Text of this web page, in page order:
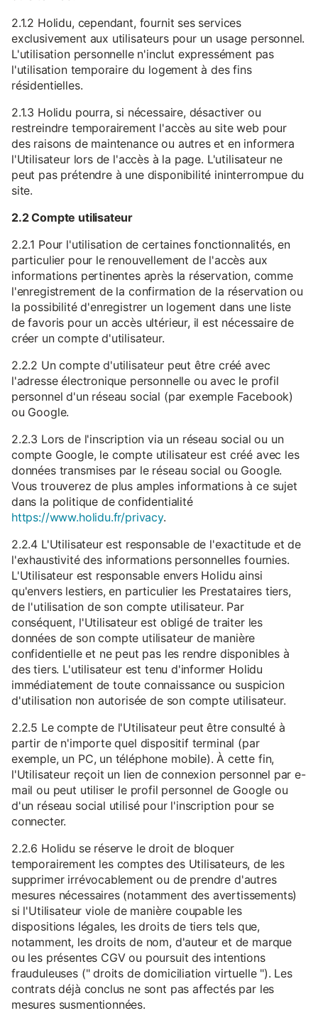
2.1.2 Holidu, cependant, fournit ses services
exclusivement aux utilisateurs pour un usage personnel.
L'utilisation personnelle n'inclut expressément pas
l'utilisation temporaire du logement à des fins
résidentielles.
2.1.3 Holidu pourra, si nécessaire, désactiver ou
restreindre temporairement l'accès au site web pour
des raisons de maintenance ou autres et en informera
l'Utilisateur lors de l'accès à la page. L'utilisateur ne
peut pas prétendre à une disponibilité ininterrompue du
site.
2.2 Compte utilisateur
2.2.1 Pour l'utilisation de certaines fonctionnalités, en
particulier pour le renouvellement de l'accès aux
informations pertinentes après la réservation, comme
l'enregistrement de la confirmation de la réservation ou
la possibilité d'enregistrer un logement dans une liste
de favoris pour un accès ultérieur, il est nécessaire de
créer un compte d'utilisateur.
2.2.2 Un compte d'utilisateur peut être créé avec
l'adresse électronique personnelle ou avec le profil
personnel d'un réseau social (par exemple Facebook)
ou Google.
2.2.3 Lors de l'inscription via un réseau social ou un
compte Google, le compte utilisateur est créé avec les
données transmises par le réseau social ou Google.
Vous trouverez de plus amples informations à ce sujet
dans la politique de confidentialité
https://www.holidu.fr/privacy.
2.2.4 L'Utilisateur est responsable de l'exactitude et de
l'exhaustivité des informations personnelles fournies.
L'Utilisateur est responsable envers Holidu ainsi
qu'envers lestiers, en particulier les Prestataires tiers,
de l'utilisation de son compte utilisateur. Par
conséquent, l'Utilisateur est obligé de traiter les
données de son compte utilisateur de manière
confidentielle et ne peut pas les rendre disponibles à
des tiers. L'utilisateur est tenu d'informer Holidu
immédiatement de toute connaissance ou suspicion
d'utilisation non autorisée de son compte utilisateur.
2.2.5 Le compte de l'Utilisateur peut être consulté à
partir de n'importe quel dispositif terminal (par
exemple, un PC, un téléphone mobile). À cette fin,
l'Utilisateur reçoit un lien de connexion personnel par e-
mail ou peut utiliser le profil personnel de Google ou
d'un réseau social utilisé pour l'inscription pour se
connecter.
2.2.6 Holidu se réserve le droit de bloquer
temporairement les comptes des Utilisateurs, de les
supprimer irrévocablement ou de prendre d'autres
mesures nécessaires (notamment des avertissements)
si l'Utilisateur viole de manière coupable les
dispositions légales, les droits de tiers tels que,
notamment, les droits de nom, d'auteur et de marque
ou les présentes CGV ou poursuit des intentions
frauduleuses (" droits de domiciliation virtuelle "). Les
contrats déjà conclus ne sont pas affectés par les
mesures susmentionnées.